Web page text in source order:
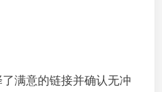
了满意的链接并确认无冲